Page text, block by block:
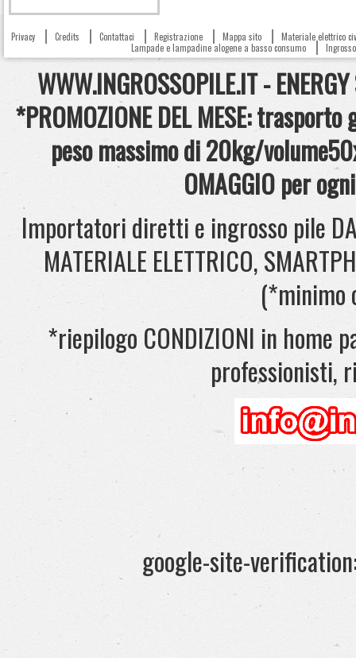
Privacy Credits Contattaci Registrazione Mappa sito
Materiale elettrico
Lampade e lampadine alogene a basso consumo
WWW.INGROSSOPILE.IT -
*PROMOZIONE DEL MESE:
peso massimo di 20kg/
OMAGGIO per
Importatori diretti e ingrosso pile
MATERIALE ELETTRICO,
(*minimo
*riepilogo CONDIZIONI in home
professionisti,
google-site-